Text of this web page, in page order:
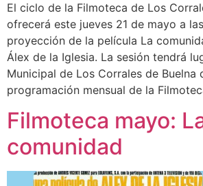
El ciclo de la Filmoteca de Los
ofrecerá este jueves 21 de mayo a
proyección de la película La
Álex de la Iglesia. La sesión tendrá
Municipal de Los Corrales de Buelna
programación mensual de la
Filmoteca mayo:
comunidad